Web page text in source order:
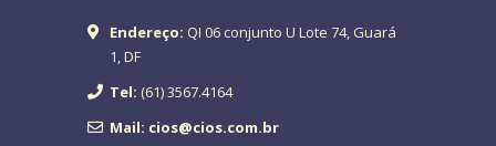
Endereço: QI 06 conjunto U Lote 74, Guará
1, DF
Tel: (61) 3567.4164
Mail: cios@cios.com.br